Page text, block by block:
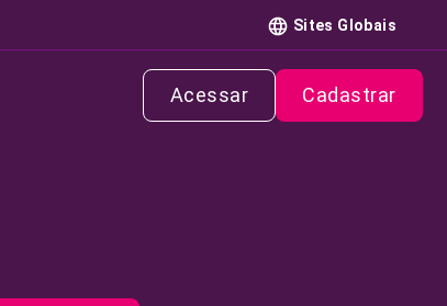
Sites Globais
Acessar Cadastrar